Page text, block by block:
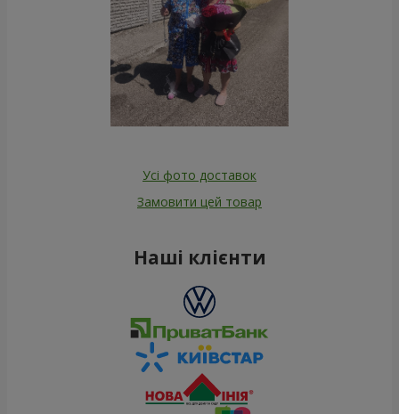
Усі фото доставок
Замовити цей товар
Наші клієнти